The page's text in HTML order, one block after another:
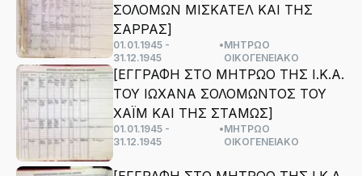
ΣΟΛΟΜΩΝ ΜΙΣΚΑΤΕΛ ΚΑΙ ΤΗΣ
ΣΑΡΡΑΣ]
01.01.1945 -
31.12.1945
•ΜΗΤΡΩΟ
ΟΙΚΟΓΕΝΕΙΑΚΟ
[ΕΓΓΡΑΦΗ ΣΤΟ ΜΗΤΡΩΟ ΤΗΣ Ι.Κ.Α.
ΤΟΥ ΙΩΧΑΝΑ ΣΟΛΟΜΩΝΤΟΣ ΤΟΥ
ΧΑΪΜ ΚΑΙ ΤΗΣ ΣΤΑΜΩΣ]
01.01.1945 -
31.12.1945
•ΜΗΤΡΩΟ
ΟΙΚΟΓΕΝΕΙΑΚΟ